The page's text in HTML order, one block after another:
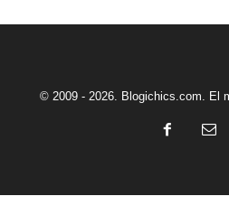
© 2009 - 2026. Blogichics.com. El